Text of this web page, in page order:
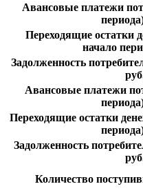
Авансовые платежи
Переходящие остатки
начало
Задолженность
Авансовые платежи
Переходящие остатки
Задолженность
Количество